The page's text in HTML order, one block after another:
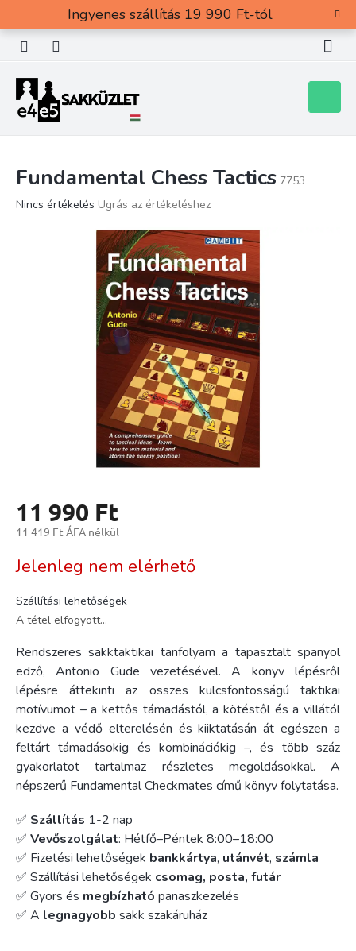
tartalomhoz
Ingyenes szállítás 19 990 Ft-tól
Fundamental Chess Tactics 7753
A
Nincs értékelés Ugrás az értékeléshez
11 990 Ft
11 419 Ft ÁFA nélkül
Jelenleg nem elérhető
Szállítási lehetőségek
A tétel elfogyott…
Rendszeres sakktaktikai tanfolyam a tapasztalt spanyol
edző, Antonio Gude vezetésével. A könyv lépésről
lépésre áttekinti az összes kulcsfontosságú taktikai
motívumot – a kettős támadástól, a kötéstől és a villától
kezdve a védő elterelésén és kiiktatásán át egészen a
feltárt támadásokig és kombinációkig –, és több száz
gyakorlatot tartalmaz részletes megoldásokkal. A
népszerű Fundamental Checkmates című könyv folytatása.
✅ Szállítás 1-2 nap
✅ Vevőszolgálat: Hétfő–Péntek 8:00–18:00
✅ Fizetési lehetőségek bankkártya, utánvét, számla
✅ Szállítási lehetőségek csomag, posta, futár
✅ Gyors és megbízható panaszkezelés
✅ A legnagyobb sakk szakáruház